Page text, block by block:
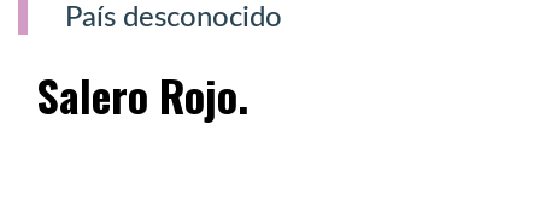
País desconocido
Salero Rojo.